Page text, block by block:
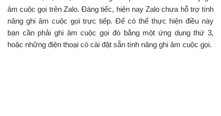
âm cuộc gọi trên Zalo. Đáng tiếc, hiện nay Zalo chưa hỗ trợ tính
năng ghi âm cuộc gọi trực tiếp. Để có thể thực hiện điều này
bạn cần phải ghi âm cuộc gọi đó bằng một ứng dụng thứ 3,
hoặc những điện thoại có cài đặt sẵn tính năng ghi âm cuộc gọi.